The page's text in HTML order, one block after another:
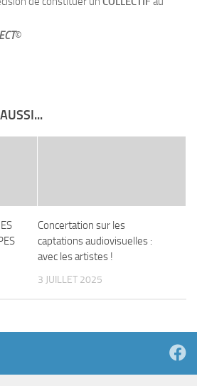
©
Concertation sur les
captations audiovisuelles :
avec les artistes !
3 JUILLET 2025